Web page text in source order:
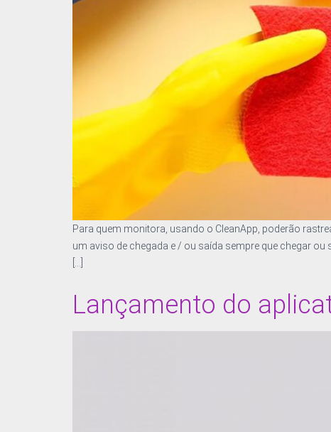
Para quem monitora, usando o CleanApp, poderão
um aviso de chegada e / ou saída sempre que chegar
Lançamento do